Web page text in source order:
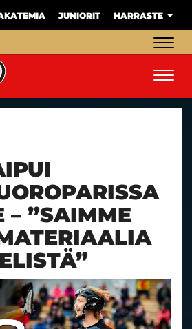
JUNIORIT HARRASTE
– ”SAIMME